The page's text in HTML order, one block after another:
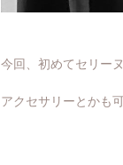
今回、初めてセリー
アクセサリーとかも